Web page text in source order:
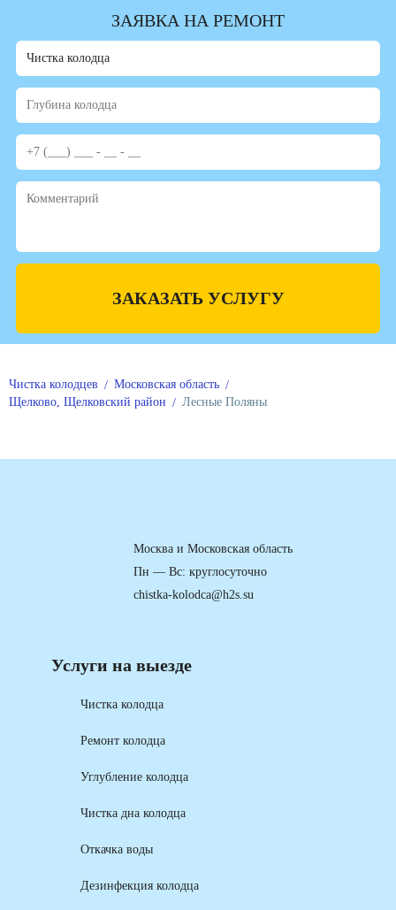
ЗАЯВКА НА РЕМОНТ
ЗАКАЗАТЬ УСЛУГУ
Чистка колодцев
Московская область
Щелково, Щелковский район
Лесные Поляны
Услуги на выезде
Чистка колодца
Ремонт колодца
Углубление колодца
Чистка дна колодца
Откачка воды
Дезинфекция колодца
Москва и Московская область
Пн — Вс: круглосуточно
chistka-kolodca@h2s.su